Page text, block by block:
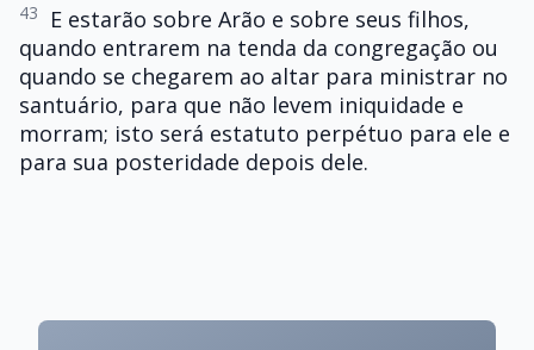
43
E estarão sobre Arão e sobre seus filhos,
quando entrarem na tenda da congregação ou
quando se chegarem ao altar para ministrar no
santuário, para que não levem iniquidade e
morram; isto será estatuto perpétuo para ele e
para sua posteridade depois dele.